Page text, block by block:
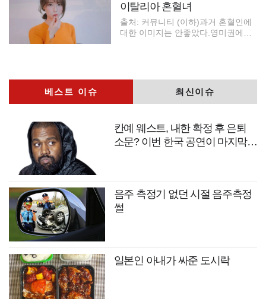
이탈리아 혼혈녀
출처: 커뮤니티 (이하)과거 혼혈인에
대한 이미지는 안좋았다.영미권에서
베스트 이슈 최신이슈
칸예 웨스트, 내한 확정 후 은퇴
소문? 이번 한국 공연이 마지막
음주 측정기 없던 시절 음주측정
썰
일본인 아내가 싸준 도시락